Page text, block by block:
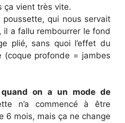
ça vient très vite.
qui nous servait
il a fallu rembourrer le fond
plié, sans quoi l’effet du
(coque profonde = jambes
on a un mode de
n’a commencé à être
6 mois, mais ça ne change